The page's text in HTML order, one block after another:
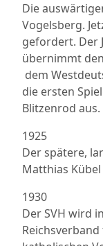
Die
Vogelsberg.
gefordert. Der
übernimmt
dem
die ersten
Blitzenrod aus.
1925
Der spätere,
Matthias
1930
Der SVH wird